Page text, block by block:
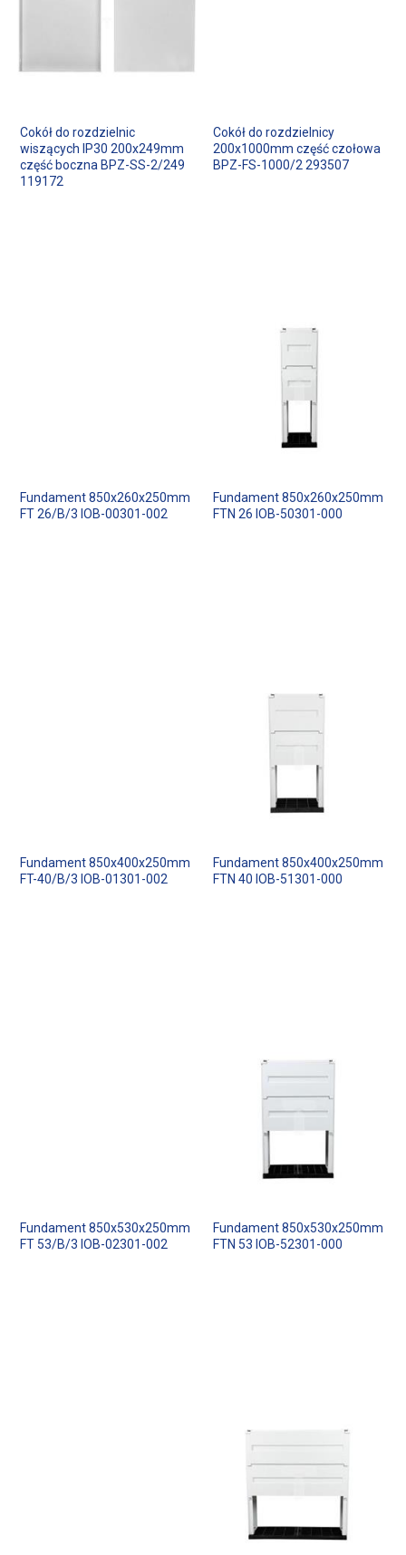
Cokół do rozdzielnic
wiszących IP30 200x249mm
część boczna BPZ-SS-2/249
119172
Cokół do rozdzielnicy
200x1000mm część czołowa
BPZ-FS-1000/2 293507
Fundament 850x260x250mm
FT 26/B/3 IOB-00301-002
Fundament 850x260x250mm
FTN 26 IOB-50301-000
Fundament 850x400x250mm
FT-40/B/3 IOB-01301-002
Fundament 850x400x250mm
FTN 40 IOB-51301-000
Fundament 850x530x250mm
FT 53/B/3 IOB-02301-002
Fundament 850x530x250mm
FTN 53 IOB-52301-000